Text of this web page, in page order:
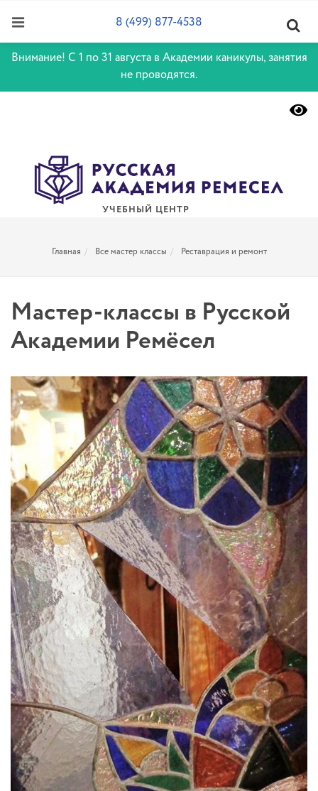
Внимание! С 1 по 31 августа в Академии каникулы, занятия
не проводятся.
УЧЕБНЫЙ ЦЕНТР
8 (499) 877-4538
Главная Все мастер классы Реставрация и ремонт
Мастер-классы в Русской
Академии Ремёсел